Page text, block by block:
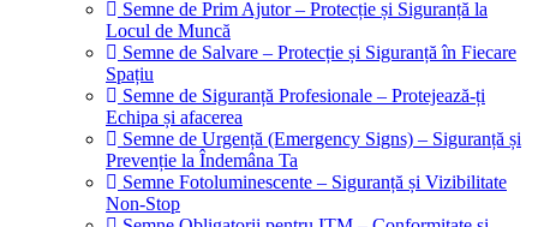
Semne de Prim Ajutor – Protecție și Siguranță la
Locul de Muncă
Semne de Salvare – Protecție și Siguranță în Fiecare
Spațiu
Semne de Siguranță Profesionale – Protejează-ți
Echipa și afacerea
Semne de Urgență (Emergency Signs) – Siguranță și
Prevenție la Îndemâna Ta
Semne Fotoluminescente – Siguranță și Vizibilitate
Non-Stop